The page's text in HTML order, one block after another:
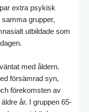
extra psykisk
grupper,
utbildade som
med åldern.
försämrad syn,
förekomsten av
år. I gruppen 65-